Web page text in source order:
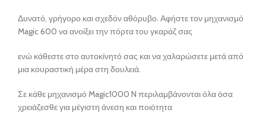
Δυνατό, γρήγορο και σχεδόν αθόρυβο. Αφήστε τον μηχανισμό
Magic 600 να ανοίξει την πόρτα του γκαράζ σας
ενώ κάθεστε στο αυτοκίνητό σας και να χαλαρώσετε μετά από
μια κουραστική μέρα στη δουλειά.
Σε κάθε μηχανισμό Magic1000 N περιλαμβάνονται όλα όσα
χρειάζεσθε για μέγιστη άνεση και ποιότητα